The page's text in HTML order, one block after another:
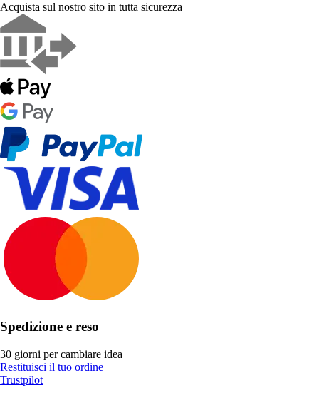
Acquista sul nostro sito in tutta sicurezza
Spedizione e reso
30 giorni per cambiare idea
Restituisci il tuo ordine
Trustpilot